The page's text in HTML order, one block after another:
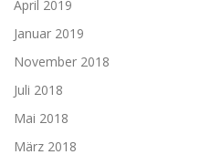
April 2019
Januar 2019
November 2018
Juli 2018
Mai 2018
März 2018